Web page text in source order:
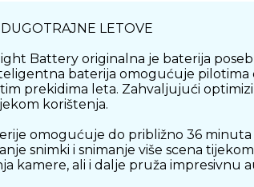
LETOVE
Battery originalna je baterija
baterija omogućuje
prekidima leta. Zahvaljujući
korištenja.
omogućuje do približno 36
snimki i snimanje više scena
kamere, ali i dalje pruža impresivnu